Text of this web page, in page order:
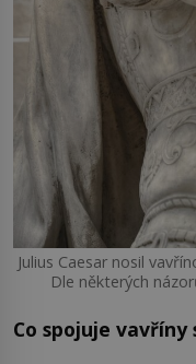
Julius Caesar nosil
Dle některých
Co spojuje vavříny